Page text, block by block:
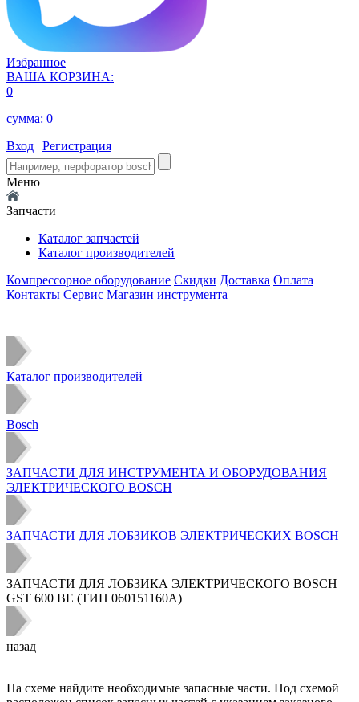
Избранное
ВАША КОРЗИНА:
0
сумма: 0
Вход | Регистрация
Меню
Запчасти
Каталог запчастей
Каталог производителей
Компрессорное оборудование Скидки Доставка Оплата
Контакты Сервис Магазин инструмента
Каталог производителей
Bosch
ЗАПЧАСТИ ДЛЯ ИНСТРУМЕНТА И ОБОРУДОВАНИЯ
ЭЛЕКТРИЧЕСКОГО BOSCH
ЗАПЧАСТИ ДЛЯ ЛОБЗИКОВ ЭЛЕКТРИЧЕСКИХ BOSCH
ЗАПЧАСТИ ДЛЯ ЛОБЗИКА ЭЛЕКТРИЧЕСКОГО BOSCH
GST 600 BE (ТИП 060151160A)
назад
На схеме найдите необходимые запасные части. Под схемой